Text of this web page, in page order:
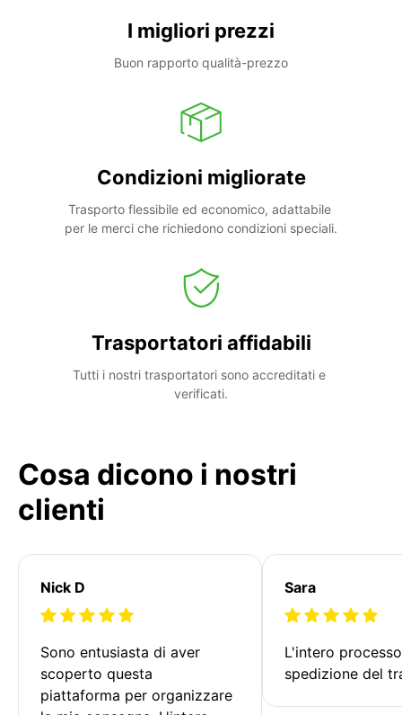
I migliori prezzi
Buon rapporto qualità-prezzo
Condizioni migliorate
Trasporto flessibile ed economico, adattabile
per le merci che richiedono condizioni speciali.
Trasportatori affidabili
Tutti i nostri trasportatori sono accreditati e
verificati.
Cosa dicono i nostri
clienti
Nick D
Sono entusiasta di aver
scoperto questa
piattaforma per organizzare
Sara
L'intero
spedizione del